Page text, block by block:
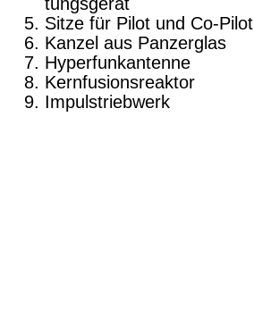
Sitze für Pilot und Co-Pilot
Kanzel aus Panzerglas
Hyperfunkantenne
Kernfusionsreaktor
Impulstriebwerk